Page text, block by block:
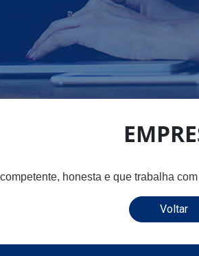
honesta e que trabalha
Voltar